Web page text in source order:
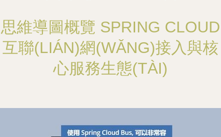
思維導圖概覽 SPRING CLOUD
互聯(LIÁN)網(WǍNG)接入與核
心服務生態(TÀI)